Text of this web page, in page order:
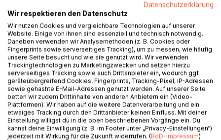
˛führt Hella nach sieben Jahren der Erkrankung in die
Isolation eines Pflegeheimes und Ole in die Einsamkeit ein
ungewollter und schmerzvoller Abschied.
Die Liebe zu seinen Kindern und die unverhoffte
Begegnung mit Lene, einer flüchtigen Bekanntschaft° aus
Jugendtagen, nimmt ihm schließlich die Entscheidung ab,
sein leer gewordenes Leben zu beenden.
Die unerwartete Bereitschaft° zu einer neuen tieferen
Beziehung verwickelt Ole in Konflikte Verwirrungen und
Schwierigkeiten.
Will er Lene nicht wieder verlieren, muss er sich mit ihren
besonderen Lebensverhältnissen und Erfahrungen, mit
seinen Kindern und vor allem auch mit sich selbst
Datenschutzerklärung
Wir respektieren den Datenschutz
Wir nutzen Cookies und vergleichbare Technologien auf unserer
Website. Einige von ihnen sind essenziell und technisch notwendig.
Daneben verwenden wir Analysemethoden (z. B. Cookies oder
Fingerprints sowie serverseitiges Tracking), um zu messen, wie häufig
unsere Seite besucht und wie sie genutzt wird. Wir verwenden
Trackingtechnologien zu Marketingzwecken und setzen hierzu
serverseitiges Tracking sowie auch Drittanbieter ein, wodurch ggf.
geräteübergreifend Cookies, Fingerprints, Tracking-Pixel, IP-Adressen
sowie gehashte E-Mail-Adressen genutzt werden. Auf unserer Seite
betten wir zudem Drittinhalte von anderen Anbietern ein (Video-
Plattformen). Wir haben auf die weitere Datenverarbeitung und ein
etwaiges Tracking durch den Drittanbieter keinen Einfluss. Mit deiner
Einstellung willigst du in die oben beschriebenen Vorgänge ein. Du
kannst deine Einwilligung (z. B. im Footer unter „Privacy-Einstellungen“)
jederzeit mit Wirkung für die Zukunft widerrufen. (BoD-Impressum)